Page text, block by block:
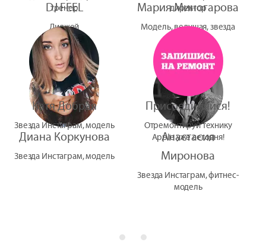
DJ FEEL
Диджей
Мария Миногарова
Модель, ведущая, звезда
Диана Коркунова
Звезда Инстаграм, модель
Анастасия
Миронова
Звезда Инстаграм, фитнес-
модель
тренер
директор
Катя Добрая
Звезда Инстаграм, модель
Присоединяйся!
Отремонтируй технику
Apple уже сегодня!